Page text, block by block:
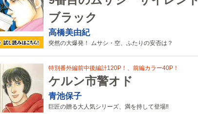
ブラック
高橋美由紀
突然の大爆発！ ムサシ・空、ふたりの安否は？
特別番外編前中後編計120P！、前編カラー40P！
ケルン市警オド
青池保子
巨匠の贈る大人気シリーズ、満を持して登場‼